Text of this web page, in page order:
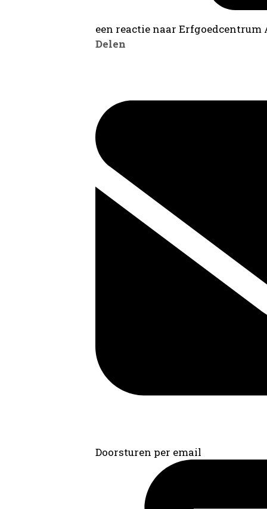
een reactie naar
Delen
Doorsturen per email